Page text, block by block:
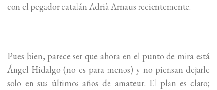
con el pegador catalán Adrià Arnaus recientemente.
Pues bien, parece ser que ahora en el punto de mira está
Ángel Hidalgo (no es para menos) y no piensan dejarle
solo en sus últimos años de amateur. El plan es claro;